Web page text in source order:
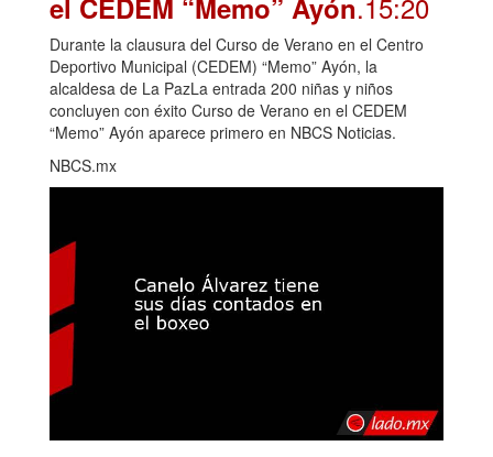
el CEDEM “Memo” Ayón
Durante la clausura del Curso de Verano en el Centro
Deportivo Municipal (CEDEM) “Memo” Ayón, la
alcaldesa de La PazLa entrada 200 niñas y niños
concluyen con éxito Curso de Verano en el CEDEM
“Memo” Ayón aparece primero en NBCS Noticias.
NBCS.mx